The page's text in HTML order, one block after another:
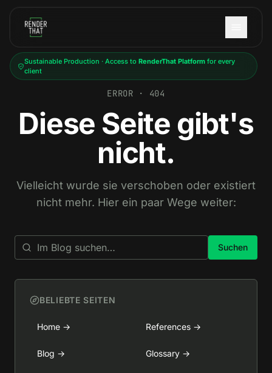
Sustainable Production · Access to RenderThat Platformfor every
client
ERROR · 404
Diese Seite gibt's
nicht.
Vielleicht wurde sie verschoben oder existiert
nicht mehr. Hier ein paar Wege weiter:
Suchen
BELIEBTE SEITEN
Home → References →
Blog → Glossary →